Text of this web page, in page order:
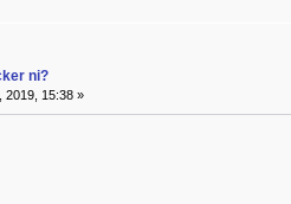
ni?
2019, 15:38 »